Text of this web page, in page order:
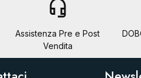
headset_mic
Assistenza Pre e Post
Vendita